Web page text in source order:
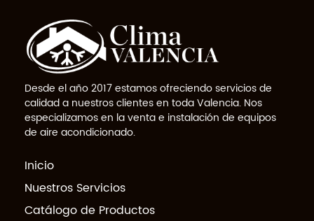
Desde el año 2017 estamos ofreciendo servicios de
calidad a nuestros clientes en toda Valencia. Nos
especializamos en la venta e instalación de equipos
de aire acondicionado.
Inicio
Nuestros Servicios
Catálogo de Productos